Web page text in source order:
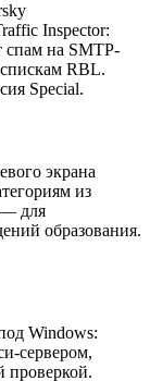
Inspector:
спам на SMTP-
RBL.
Special.
экрана
из
— для
образования.
Windows:
сервером,
проверкой.